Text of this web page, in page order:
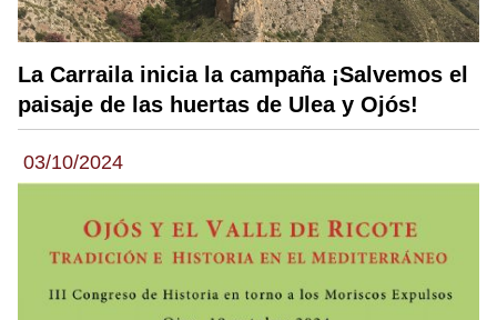
La Carraila inicia la campaña ¡Salvemos el
paisaje de las huertas de Ulea y Ojós!
03/10/2024